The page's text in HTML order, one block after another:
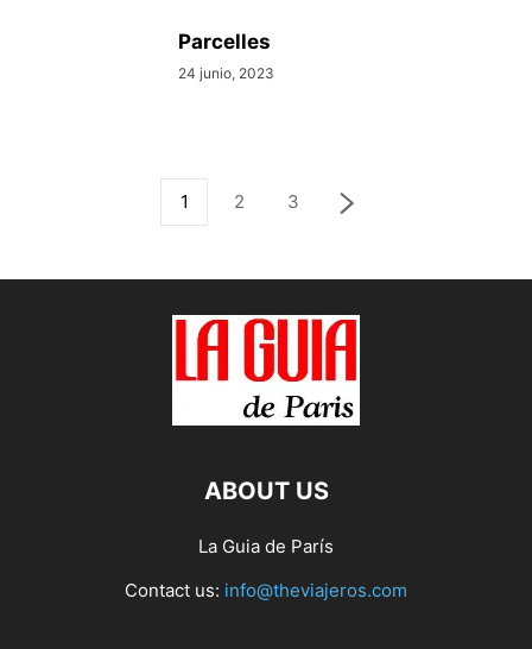
Parcelles
24 junio, 2023
1 2 3
ABOUT US
La Guia de París
Contact us: info@theviajeros.com